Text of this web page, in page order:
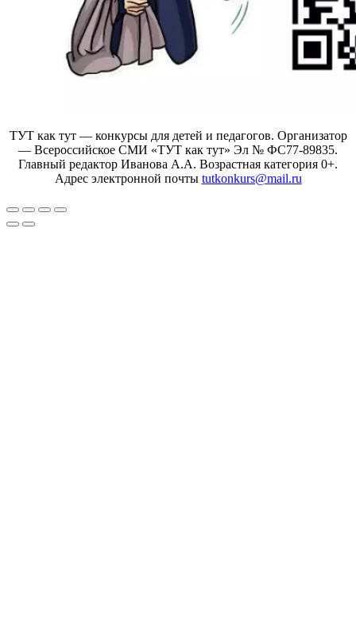
ТУТ как тут — конкурсы для детей и педагогов. Организатор
— Всероссийское СМИ «ТУТ как тут» Эл № ФС77-89835.
Главный редактор Иванова А.А. Возрастная категория 0+.
Адрес электронной почты tutkonkurs@mail.ru